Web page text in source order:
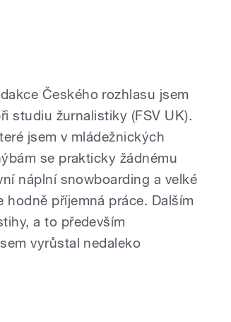
Českého rozhlasu jsem
studiu žurnalistiky (FSV UK).
jsem v mládežnických
se prakticky žádnému
náplní snowboarding a velké
příjemná práce. Dalším
a to především
vyrůstal nedaleko